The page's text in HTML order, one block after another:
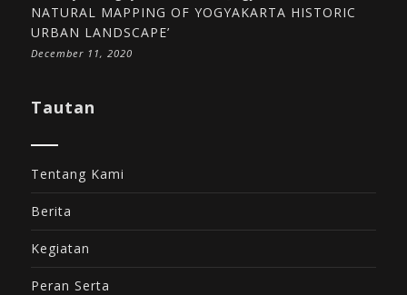
NATURAL MAPPING OF YOGYAKARTA HISTORIC
URBAN LANDSCAPE’
December 11, 2020
Tautan
Tentang Kami
Berita
Kegiatan
Peran Serta